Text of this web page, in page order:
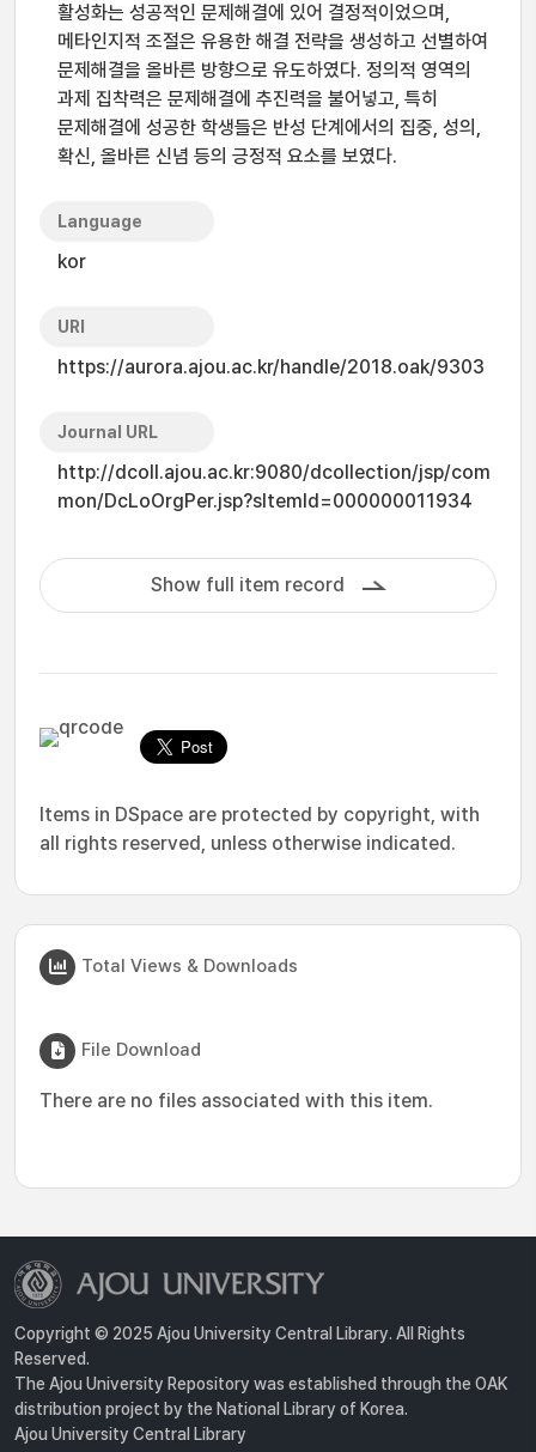
활성화는 성공적인 문제해결에 있어 결정적이었으며,
메타인지적 조절은 유용한 해결 전략을 생성하고 선별하여
문제해결을 올바른 방향으로 유도하였다. 정의적 영역의
과제 집착력은 문제해결에 추진력을 불어넣고, 특히
문제해결에 성공한 학생들은 반성 단계에서의 집중, 성의,
확신, 올바른 신념 등의 긍정적 요소를 보였다.
Language
kor
URI
https://aurora.ajou.ac.kr/handle/2018.oak/9303
Journal URL
http://dcoll.ajou.ac.kr:9080/dcollection/jsp/com
mon/DcLoOrgPer.jsp?sItemId=000000011934
Show full item record
Items in DSpace are protected by copyright, with
all rights reserved, unless otherwise indicated.
Total Views & Downloads
File Download
There are no files associated with this item.
Copyright © 2025 Ajou University Central Library. All Rights
Reserved.
The Ajou University Repository was established through the OAK
distribution project by the National Library of Korea.
Ajou University Central Library